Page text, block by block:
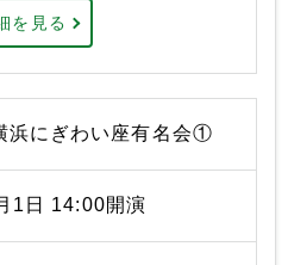
を見る
浜にぎわい座有名会①
1日 14:00開演